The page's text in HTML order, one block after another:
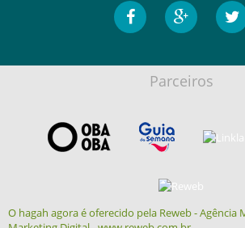
Parceiros
O hagah agora é oferecido pela Reweb - Agência